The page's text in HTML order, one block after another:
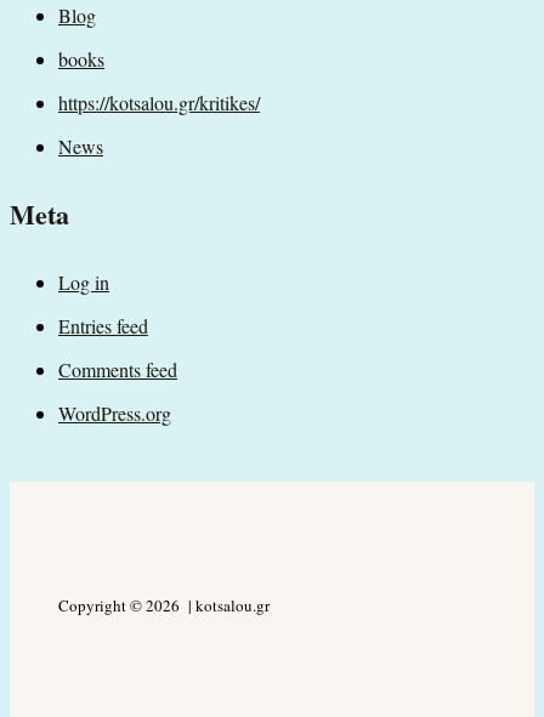
Blog
books
https://kotsalou.gr/kritikes/
News
Meta
Log in
Entries feed
Comments feed
WordPress.org
Copyright © 2026 | kotsalou.gr